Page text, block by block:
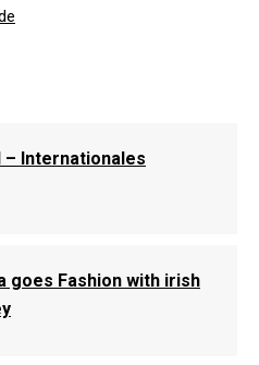
– Internationales
goes Fashion with irish